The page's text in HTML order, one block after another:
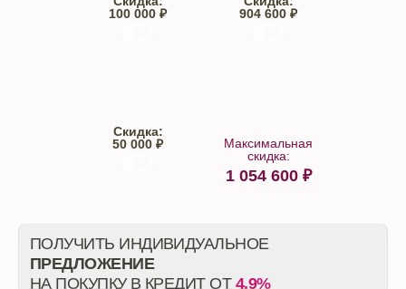
100 000 ₽
904 600 ₽
Скидка:
50 000 ₽
Максимальная
скидка:
1 054 600₽
ПОЛУЧИТЬ ИНДИВИДУАЛЬНОЕ
ПРЕДЛОЖЕНИЕ
НА ПОКУПКУ В КРЕДИТ ОТ 4.9%